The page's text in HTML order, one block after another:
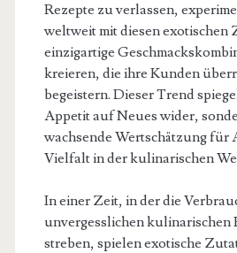
Rezepte zu verlassen,
weltweit mit diesen exotischen
einzigartige
kreieren, die ihre Kunden
begeistern. Dieser Trend
Appetit auf Neues wider,
wachsende Wertschätzung für
Vielfalt in der kulinarischen
In einer Zeit, in der die
unvergesslichen kulinarischen
streben, spielen exotische